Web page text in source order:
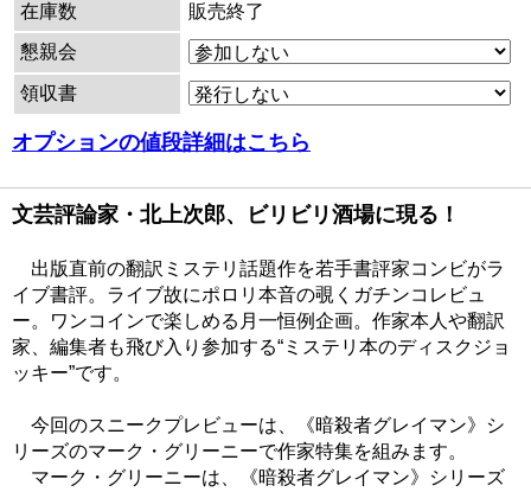
在庫数
販売終了
懇親会
領収書
オプションの値段詳細はこちら
文芸評論家・北上次郎、ビリビリ酒場に現る！
出版直前の翻訳ミステリ話題作を若手書評家コンビがラ
イブ書評。ライブ故にポロリ本音の覗くガチンコレビュ
ー。ワンコインで楽しめる月一恒例企画。作家本人や翻訳
家、編集者も飛び入り参加する“ミステリ本のディスクジョ
ッキー”です。
今回のスニークプレビューは、《暗殺者グレイマン》シ
リーズのマーク・グリーニーで作家特集を組みます。
マーク・グリーニーは、《暗殺者グレイマン》シリーズ